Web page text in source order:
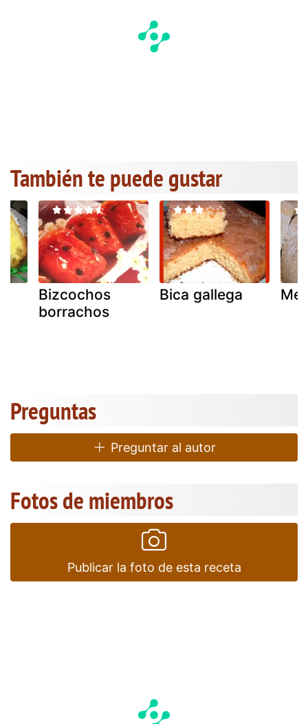
También te puede gustar
Bizcochos
borrachos
Bica gallega
Preguntas
Preguntar al autor
Fotos de miembros
Publicar la foto de esta receta